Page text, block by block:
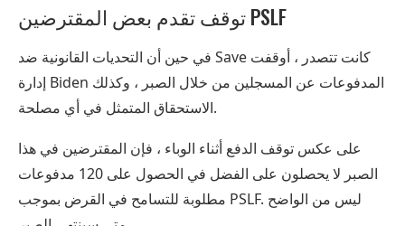
توقف تقدم بعض المقترضين PSLF
في حين أن التحديات القانونية ضد Save كانت تتصدر ، أوقفت
إدارة Biden المدفوعات عن المسجلين من خلال الصبر ، وكذلك
الاستحقاق المتمثل في أي مصلحة.
على عكس توقف الدفع أثناء الوباء ، فإن المقترضين في هذا
الصبر لا يحصلون على الفضل في الحصول على 120 مدفوعات
مطلوبة للتسامح في القرض بموجب PSLF. ليس من الواضح